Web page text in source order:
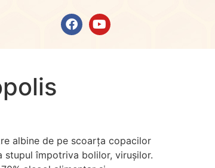
albine de pe scoarța copacilor
stupul împotriva bolilor, virușilor.